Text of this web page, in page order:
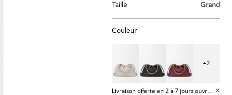
oversize.
Taille Grand
Couleur
+2
Livraison offerte en 2 à 7 jours ouvrables